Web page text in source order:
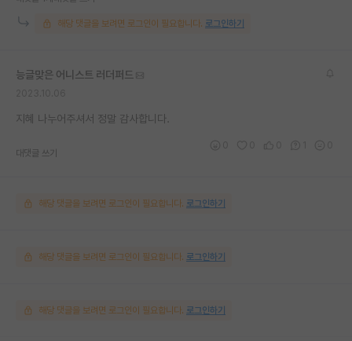
해당 댓글을 보려면 로그인이 필요합니다. 로그인하기
능글맞은 어니스트 러더퍼드
지혜 나누어주셔서 정말 감사합니다.
대댓글 쓰기
해당 댓글을 보려면 로그인이 필요합니다. 로그인하기
해당 댓글을 보려면 로그인이 필요합니다. 로그인하기
해당 댓글을 보려면 로그인이 필요합니다. 로그인하기